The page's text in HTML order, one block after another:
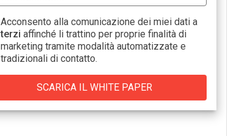
Acconsento alla comunicazione dei miei dati a
terzi affinché li trattino per proprie finalità di
marketing tramite modalità automatizzate e
tradizionali di contatto.